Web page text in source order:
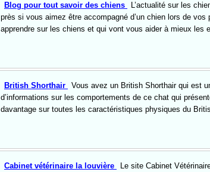
Blog pour tout savoir des chiens
L’actualité sur les
près si vous aimez être accompagné d’un chien lors de
apprendre sur les chiens et qui vont vous aider à mieux les
British Shorthair
Vous avez un British Shorthair qui est
d’informations sur les comportements de ce chat qui
davantage sur toutes les caractéristiques physiques du
Cabinet vétérinaire la louvière
Le site Cabinet